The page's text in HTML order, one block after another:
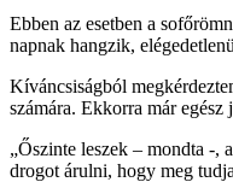
Ebben az esetben a
napnak hangzik,
Kíváncsiságból
számára. Ekkorra már
„Őszinte leszek – mondta -,
drogot árulni, hogy meg